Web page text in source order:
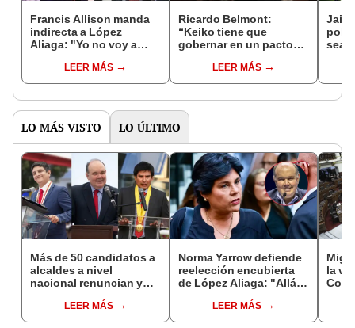
Francis Allison manda
indirecta a López
Aliaga: "Yo no voy a
cargo que la gente me
dé"
LEER MÁS
Ricardo Belmont:
“Keiko tiene que
gobernar en un pacto
hacer con 16 regiones
que no la aceptan”
LEER MÁS
sean
de
LO MÁS VISTO LO ÚLTIMO
Más de 50 candidatos a
alcaldes a nivel
nacional renuncian y
encubiertaLEER MÁS
Norma Yarrow defiende
reelección encubierta
de López Aliaga: "Allá el
sacar la vuelta"
LEER MÁS
la